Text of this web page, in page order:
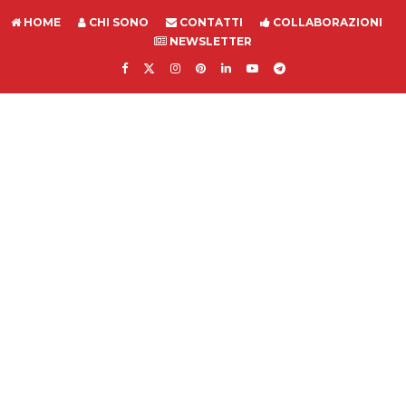
HOME CHI SONO CONTATTI
COLLABORAZIONI
NEWSLETTER